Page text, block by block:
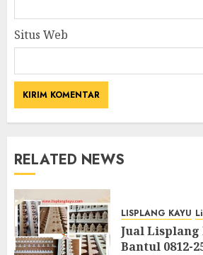
Situs Web
RELATED NEWS
LISPLANG KAYU
Jual
Bantul 0812-